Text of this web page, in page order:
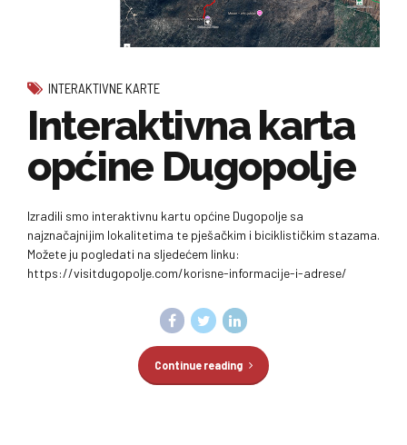
INTERAKTIVNE KARTE
Interaktivna karta
općine Dugopolje
Izradili smo interaktivnu kartu općine Dugopolje sa
najznačajnijim lokalitetima te pješačkim i biciklističkim stazama.
Možete ju pogledati na sljedećem linku:
https://visitdugopolje.com/korisne-informacije-i-adrese/
Continue reading